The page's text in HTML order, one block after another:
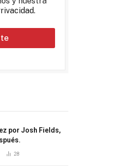
.
por Josh Fields,
28